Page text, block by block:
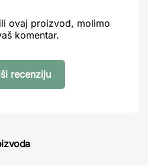
ovaj proizvod, molimo
komentar.
recenziju